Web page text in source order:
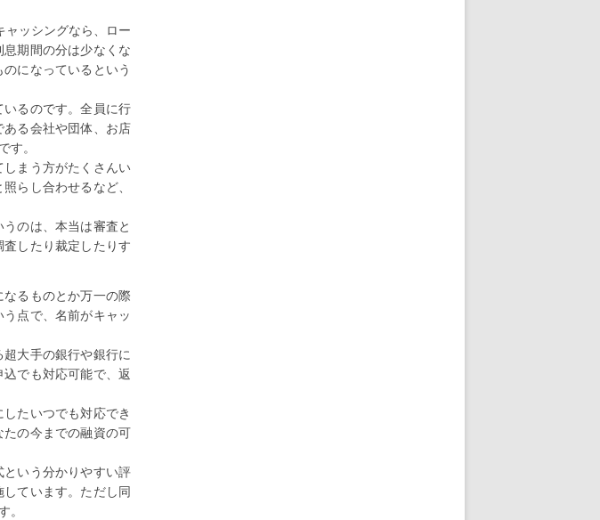
ッシングなら、ロー
期間の分は少なくな
になっているという
るのです。全員に行
る会社や団体、お店
。
まう方がたくさんい
らし合わせるなど、
のは、本当は審査と
したり裁定したりす
るものとか万一の際
点で、名前がキャッ
大手の銀行や銀行に
でも対応可能で、返
たいつでも対応でき
の今までの融資の可
いう分かりやすい評
ています。ただし同